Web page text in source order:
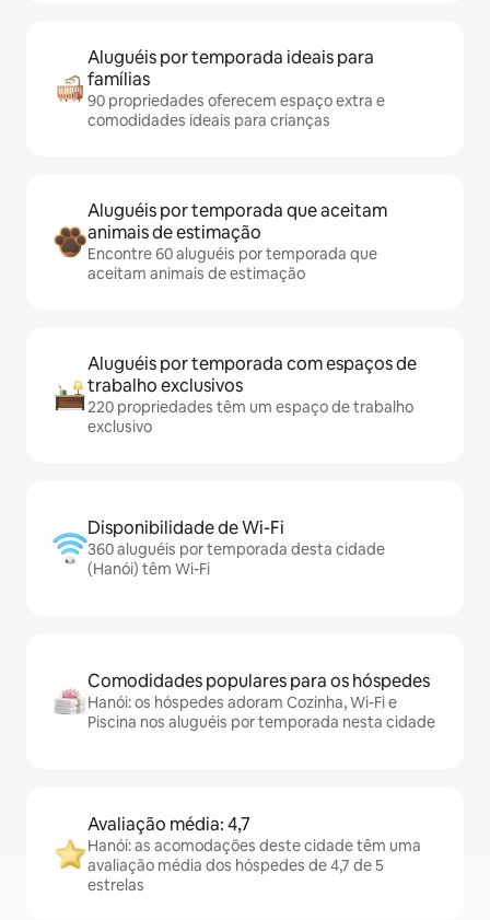
Aluguéis por temporada ideais para
famílias
90 propriedades oferecem espaço extra e
comodidades ideais para crianças
Aluguéis por temporada que aceitam
animais de estimação
Encontre 60 aluguéis por temporada que
aceitam animais de estimação
Aluguéis por temporada com espaços de
trabalho exclusivos
220 propriedades têm um espaço de trabalho
exclusivo
Disponibilidade de Wi-Fi
360 aluguéis por temporada desta cidade
(Hanói) têm Wi-Fi
Comodidades populares para os hóspedes
Hanói: os hóspedes adoram Cozinha, Wi-Fi e
Piscina nos aluguéis por temporada nesta cidade
Avaliação média: 4,7
Hanói: as acomodações deste cidade têm uma
avaliação média dos hóspedes de 4,7 de 5
estrelas